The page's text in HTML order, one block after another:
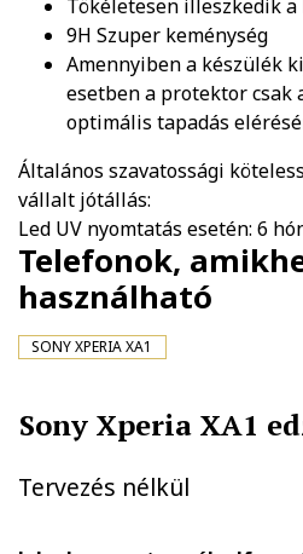
Tökéletesen illeszkedik
9H Szuper keménység
Amennyiben a készülék
esetben a protektor csak
optimális tapadás
Általános szavatossági
vállalt jótállás:
Led UV nyomtatás esetén: 6
Telefonok,
használható
SONY XPERIA XA1
Sony Xperia XA1
Tervezés nélkül